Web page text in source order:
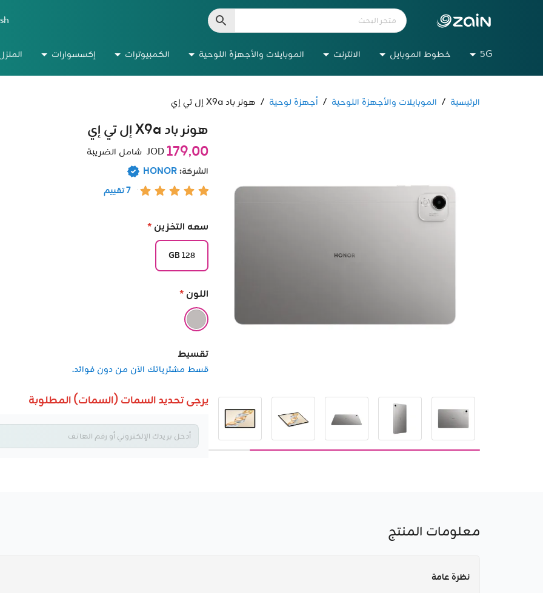
5G خطوط الموبايل الانترنت الموبايلات والأجهزة اللوحية الكمبيوترات إكسسوارات
الرئيسية / الموبايلات والأجهزة اللوحية / أجهزة لوحية / هونر باد X9a إل تي إي
هونر باد X9a إل تي إي
179٫00
شامل الضريبة
الشركة:HONOR
7 تقييم
سعه التخزين *
128 GB
اللون *
تقسيط
قسط مشترياتك الآن من دون فوائد.
يرجى تحديد السمات (السمات) المطلوبة
معلومات المنتج
نظرة عامة